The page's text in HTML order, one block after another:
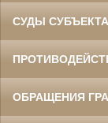
СУДЫ
ОБРАЩЕНИЯ